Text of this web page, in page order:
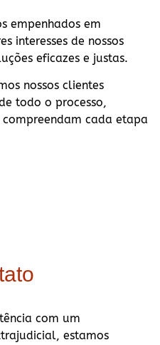
empenhados em
interesses de nossos
eficazes e justas.
nossos clientes
todo o processo,
cada etapa
com um
estamos